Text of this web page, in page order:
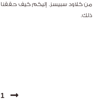
من كلاود سبيسز. إليكم كيف حققنا
ذلك.
1